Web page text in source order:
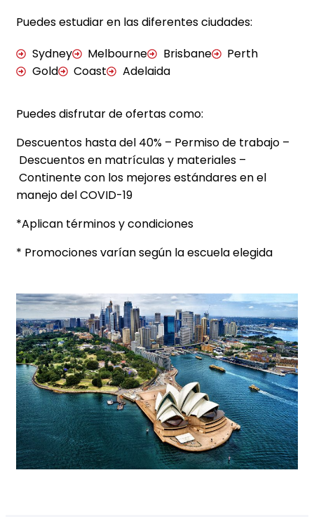
Puedes estudiar en las diferentes ciudades:
Sydney
Melbourne Brisbane
Perth
Gold
Coast Adelaida
Puedes disfrutar de ofertas como:
Descuentos hasta del 40% – Permiso de trabajo –
Descuentos en matrículas y materiales –
Continente con los mejores estándares en el
manejo del COVID-19
*Aplican términos y condiciones
* Promociones varían según la escuela elegida